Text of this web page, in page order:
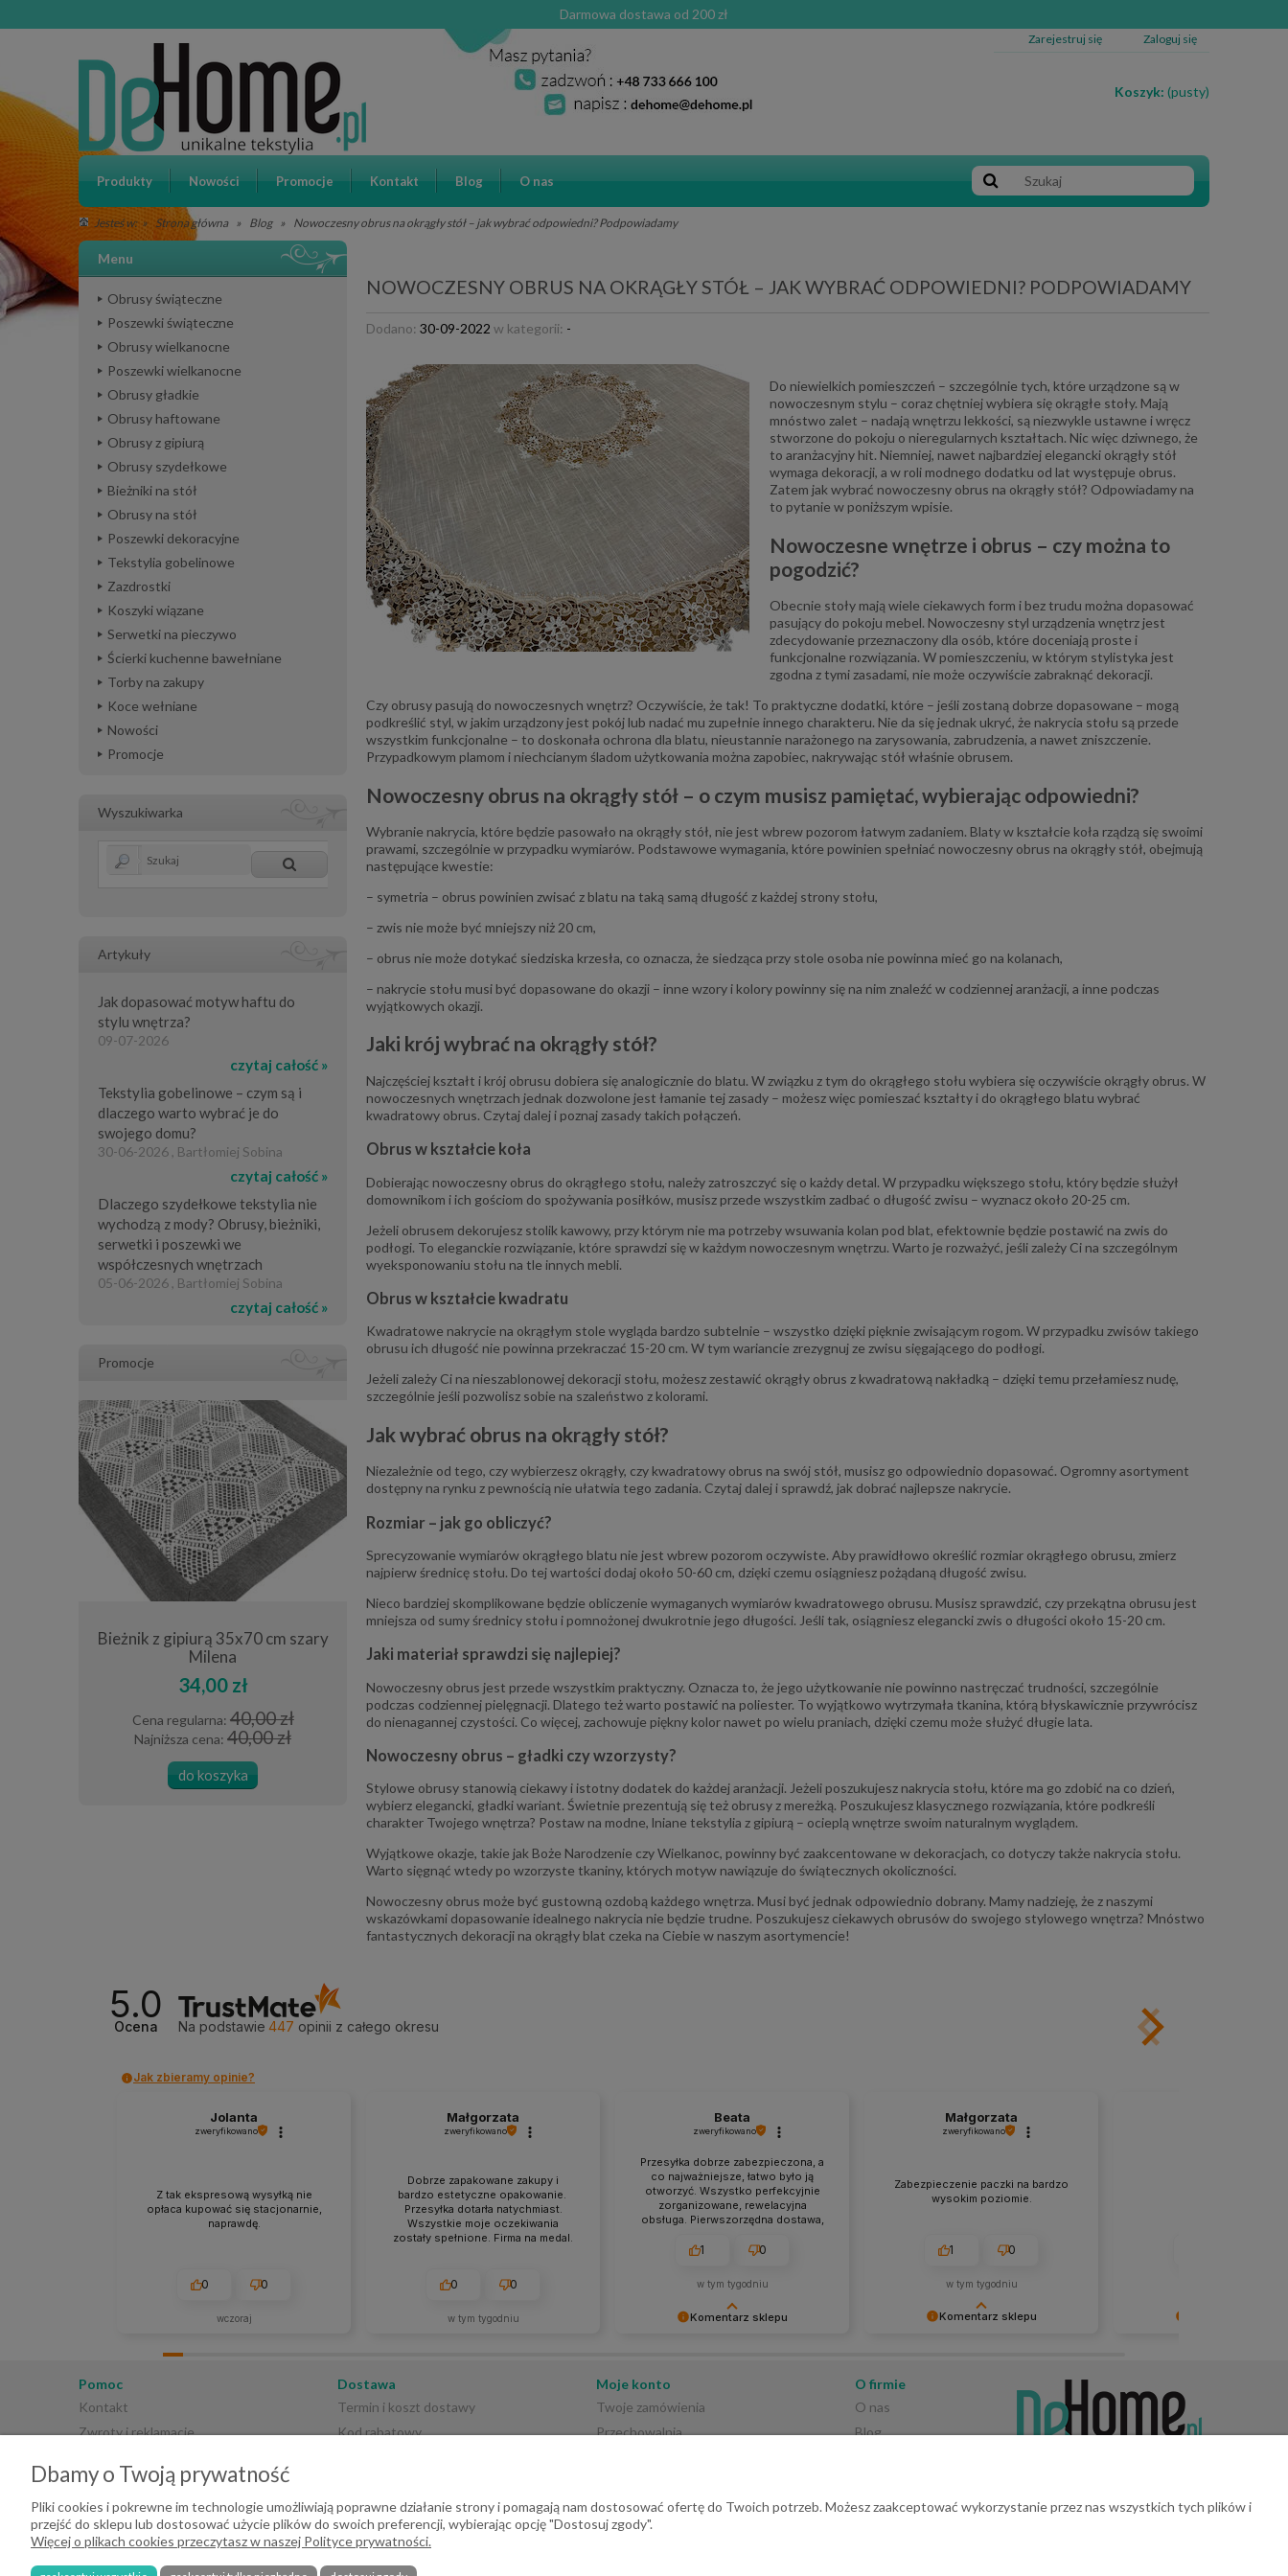
Darmowa dostawa od 200 zł
Zarejestruj się Zaloguj się
Koszyk: (pusty)
Produkty Nowości Promocje Kontakt Blog O nas
Jesteś w: » Strona główna » Blog » Nowoczesny obrus na okrągły stół – jak wybrać odpowiedni? Podpowiadamy
Menu
Obrusy świąteczne
Poszewki świąteczne
Obrusy wielkanocne
Poszewki wielkanocne
Obrusy gładkie
Obrusy haftowane
Obrusy z gipiurą
Obrusy szydełkowe
Bieżniki na stół
Obrusy na stół
Poszewki dekoracyjne
Tekstylia gobelinowe
Zazdrostki
Koszyki wiązane
Serwetki na pieczywo
Ścierki kuchenne bawełniane
Torby na zakupy
Koce wełniane
Nowości
Promocje
Wyszukiwarka
Artykuły
Jak dopasować motyw haftu do
stylu wnętrza?
09-07-2026
czytaj całość »
Tekstylia gobelinowe – czym są i
dlaczego warto wybrać je do
swojego domu?
30-06-2026 , Bartłomiej Sobina
czytaj całość »
Dlaczego szydełkowe tekstylia nie
wychodzą z mody? Obrusy, bieżniki,
serwetki i poszewki we
współczesnych wnętrzach
05-06-2026 , Bartłomiej Sobina
czytaj całość »
Promocje
Bieżnik z gipiurą 35x70 cm szary
Milena
34,00 zł
Cena regularna: 40,00 zł
Najniższa cena: 40,00 zł
do koszyka
134,25 zł
Cena regularna:179,00 zł
179,00 zł
17,00 zł
Cena regularna:20,00 zł
66,75 zł
Cena regularna:89,00 zł
NOWOCZESNY OBRUS NA OKRĄGŁY STÓŁ – JAK WYBRAĆ ODPOWIEDNI? PODPOWIADAMY
Dodano: 30-09-2022 w kategorii: -
Do niewielkich pomieszczeń – szczególnie tych, które urządzone są w
nowoczesnym stylu – coraz chętniej wybiera się okrągłe stoły. Mają
mnóstwo zalet – nadają wnętrzu lekkości, są niezwykle ustawne i wręcz
stworzone do pokoju o nieregularnych kształtach. Nic więc dziwnego, że
to aranżacyjny hit. Niemniej, nawet najbardziej elegancki okrągły stół
wymaga dekoracji, a w roli modnego dodatku od lat występuje obrus.
Zatem jak wybrać nowoczesny obrus na okrągły stół? Odpowiadamy na
to pytanie w poniższym wpisie.
Nowoczesne wnętrze i obrus – czy można to
pogodzić?
Obecnie stoły mają wiele ciekawych form i bez trudu można dopasować
pasujący do pokoju mebel. Nowoczesny styl urządzenia wnętrz jest
zdecydowanie przeznaczony dla osób, które doceniają proste i
funkcjonalne rozwiązania. W pomieszczeniu, w którym stylistyka jest
zgodna z tymi zasadami, nie może oczywiście zabraknąć dekoracji.
Czy obrusy pasują do nowoczesnych wnętrz? Oczywiście, że tak! To praktyczne dodatki, które – jeśli zostaną dobrze dopasowane – mogą
podkreślić styl, w jakim urządzony jest pokój lub nadać mu zupełnie innego charakteru. Nie da się jednak ukryć, że nakrycia stołu są przede
wszystkim funkcjonalne – to doskonała ochrona dla blatu, nieustannie narażonego na zarysowania, zabrudzenia, a nawet zniszczenie.
Przypadkowym plamom i niechcianym śladom użytkowania można zapobiec, nakrywając stół właśnie obrusem.
Nowoczesny obrus na okrągły stół – o czym musisz pamiętać, wybierając odpowiedni?
Wybranie nakrycia, które będzie pasowało na okrągły stół, nie jest wbrew pozorom łatwym zadaniem. Blaty w kształcie koła rządzą się swoimi
prawami, szczególnie w przypadku wymiarów. Podstawowe wymagania, które powinien spełniać nowoczesny obrus na okrągły stół, obejmują
następujące kwestie:
– symetria – obrus powinien zwisać z blatu na taką samą długość z każdej strony stołu,
– zwis nie może być mniejszy niż 20 cm,
– obrus nie może dotykać siedziska krzesła, co oznacza, że siedząca przy stole osoba nie powinna mieć go na kolanach,
– nakrycie stołu musi być dopasowane do okazji – inne wzory i kolory powinny się na nim znaleźć w codziennej aranżacji, a inne podczas
wyjątkowych okazji.
Jaki krój wybrać na okrągły stół?
Najczęściej kształt i krój obrusu dobiera się analogicznie do blatu. W związku z tym do okrągłego stołu wybiera się oczywiście okrągły obrus. W
nowoczesnych wnętrzach jednak dozwolone jest łamanie tej zasady – możesz więc pomieszać kształty i do okrągłego blatu wybrać
kwadratowy obrus. Czytaj dalej i poznaj zasady takich połączeń.
Obrus w kształcie koła
Dobierając nowoczesny obrus do okrągłego stołu, należy zatroszczyć się o każdy detal. W przypadku większego stołu, który będzie służył
domownikom i ich gościom do spożywania posiłków, musisz przede wszystkim zadbać o długość zwisu – wyznacz około 20-25 cm.
Jeżeli obrusem dekorujesz stolik kawowy, przy którym nie ma potrzeby wsuwania kolan pod blat, efektownie będzie postawić na zwis do
podłogi. To eleganckie rozwiązanie, które sprawdzi się w każdym nowoczesnym wnętrzu. Warto je rozważyć, jeśli zależy Ci na szczególnym
wyeksponowaniu stołu na tle innych mebli.
Obrus w kształcie kwadratu
Kwadratowe nakrycie na okrągłym stole wygląda bardzo subtelnie – wszystko dzięki pięknie zwisającym rogom. W przypadku zwisów takiego
obrusu ich długość nie powinna przekraczać 15-20 cm. W tym wariancie zrezygnuj ze zwisu sięgającego do podłogi.
Jeżeli zależy Ci na nieszablonowej dekoracji stołu, możesz zestawić okrągły obrus z kwadratową nakładką – dzięki temu przełamiesz nudę,
szczególnie jeśli pozwolisz sobie na szaleństwo z kolorami.
Jak wybrać obrus na okrągły stół?
Niezależnie od tego, czy wybierzesz okrągły, czy kwadratowy obrus na swój stół, musisz go odpowiednio dopasować. Ogromny asortyment
dostępny na rynku z pewnością nie ułatwia tego zadania. Czytaj dalej i sprawdź, jak dobrać najlepsze nakrycie.
Rozmiar – jak go obliczyć?
Sprecyzowanie wymiarów okrągłego blatu nie jest wbrew pozorom oczywiste. Aby prawidłowo określić rozmiar okrągłego obrusu, zmierz
najpierw średnicę stołu. Do tej wartości dodaj około 50-60 cm, dzięki czemu osiągniesz pożądaną długość zwisu.
Nieco bardziej skomplikowane będzie obliczenie wymaganych wymiarów kwadratowego obrusu. Musisz sprawdzić, czy przekątna obrusu jest
mniejsza od sumy średnicy stołu i pomnożonej dwukrotnie jego długości. Jeśli tak, osiągniesz elegancki zwis o długości około 15-20 cm.
Jaki materiał sprawdzi się najlepiej?
Nowoczesny obrus jest przede wszystkim praktyczny. Oznacza to, że jego użytkowanie nie powinno nastręczać trudności, szczególnie
podczas codziennej pielęgnacji. Dlatego też warto postawić na poliester. To wyjątkowo wytrzymała tkanina, którą błyskawicznie przywrócisz
do nienagannej czystości. Co więcej, zachowuje piękny kolor nawet po wielu praniach, dzięki czemu może służyć długie lata.
Nowoczesny obrus – gładki czy wzorzysty?
Stylowe obrusy stanowią ciekawy i istotny dodatek do każdej aranżacji. Jeżeli poszukujesz nakrycia stołu, które ma go zdobić na co dzień,
wybierz elegancki, gładki wariant. Świetnie prezentują się też obrusy z mereżką. Poszukujesz klasycznego rozwiązania, które podkreśli
charakter Twojego wnętrza? Postaw na modne, lniane tekstylia z gipiurą – ocieplą wnętrze swoim naturalnym wyglądem.
Wyjątkowe okazje, takie jak Boże Narodzenie czy Wielkanoc, powinny być zaakcentowane w dekoracjach, co dotyczy także nakrycia stołu.
Warto sięgnąć wtedy po wzorzyste tkaniny, których motyw nawiązuje do świątecznych okoliczności.
Nowoczesny obrus może być gustowną ozdobą każdego wnętrza. Musi być jednak odpowiednio dobrany. Mamy nadzieję, że z naszymi
wskazówkami dopasowanie idealnego nakrycia nie będzie trudne. Poszukujesz ciekawych obrusów do swojego stylowego wnętrza? Mnóstwo
fantastycznych dekoracji na okrągły blat czeka na Ciebie w naszym asortymencie!
5.0
Ocena Na podstawie 447 opinii z całego okresu
Jak zbieramy opinie?
Jolanta
zweryfikowano
Z tak ekspresową wysyłką nie
opłaca kupować się stacjonarnie,
naprawdę.
0 0
wczoraj
Małgorzata
zweryfikowano
Dobrze zapakowane zakupy i
bardzo estetyczne opakowanie.
Przesyłka dotarła natychmiast.
Wszystkie moje oczekiwania
zostały spełnione. Firma na medal.
0 0
w tym tygodniu Komentarz sklepu
Cieszymy się, że docenione zostały
staranne przygotowanie przesyłki,
sprawna obsługa oraz terminowa
realizacja zamówienia zgodna z
Beata
zweryfikowano
Przesyłka dobrze zabezpieczona, a
co najważniejsze, łatwo było ją
otworzyć. Wszystko perfekcyjnie
zorganizowane, rewelacyjna
obsługa. Pierwszorzędna dostawa,
zgodna z informacjami na stronie.
1 0
w tym tygodniu
Komentarz sklepu
zabezpieczenia przesyłki został tak
wysoko oceniony. Dokładamy
wszelkich starań, aby każde
zamówienie dotarło bezpiecznie i w
Małgorzata
zweryfikowano
Zabezpieczenie paczki na bardzo
wysokim poziomie.
1 0
w tym tygodniu
szybko. Dziękujemy za
Pomoc
Kontakt
Zwroty i reklamacje
Polityka prywatności
Dostawa
Termin i koszt dostawy
Kod rabatowy
Moje konto
Twoje zamówienia
Przechowalnia
O firmie
O nas
Blog
Konto bankowe
Dbamy o Twoją prywatność
Pliki cookies i pokrewne im technologie umożliwiają poprawne działanie strony i pomagają nam dostosować ofertę do Twoich potrzeb. Możesz zaakceptować wykorzystanie przez nas wszystkich tych plików i
przejść do sklepu lub dostosować użycie plików do swoich preferencji, wybierając opcję "Dostosuj zgody".
Więcej o plikach cookies przeczytasz w naszej Polityce prywatności.